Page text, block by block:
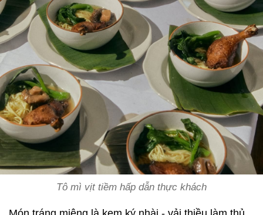
Tô mì vịt tiềm hấp dẫn thực khách